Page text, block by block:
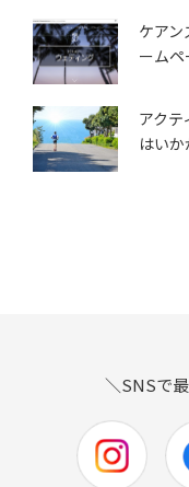
ケア
ーム
アク
はい
＼SNSで